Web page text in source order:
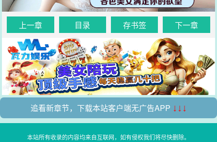
上一章 目录 存书签 下一章
追看新章节，下载本站客户端无广告APP ↓↓↓
本站所有收录的内容均来自互联网，如有侵权我们将尽快删除。